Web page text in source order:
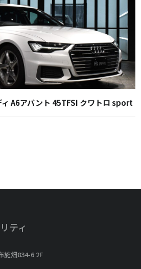
A6アバント 45TFSI クワトロ sport
ティ
施畑834-6 2F